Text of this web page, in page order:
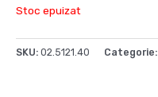
Stoc epuizat
SKU: 02.5121.40 Categorie: